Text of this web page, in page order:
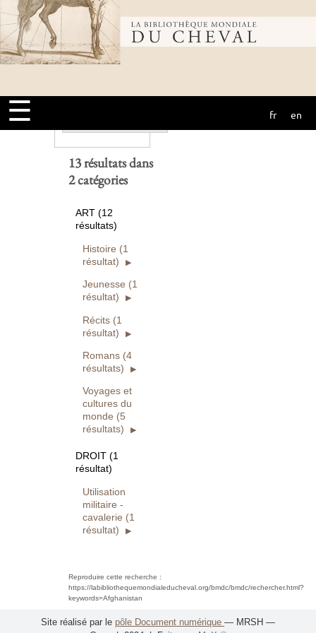
Bibliothèque
mondiale du
cheval
☰ fr en
et
Ouvrages
numérisés seuls
Rechercher
13 résultats dans
2 catégories
ART (12
résultats)
Histoire (1
résultat)
Jeunesse (1
résultat)
Récits (1
résultat)
Romans (4
résultats)
Voyages et
cultures du
monde (5
résultats)
DROIT (1
résultat)
Utilisation
militaire -
cavalerie (1
résultat)
Reproduire cette recherche :
https://labibliothequemondialeducheval.org/bmdc/bmdc/rechercher.html?
keywords=Afghanistan
Site réalisé par le pôle Document numérique — MRSH —